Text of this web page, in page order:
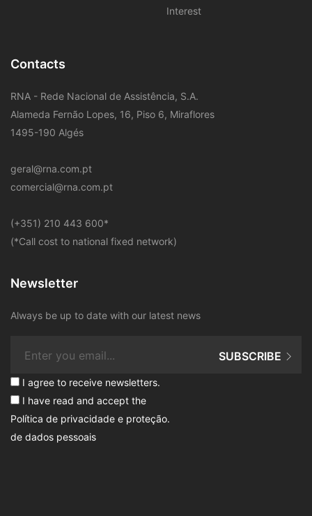
Interest
Contacts
RNA - Rede Nacional de Assistência, S.A.
Alameda Fernão Lopes, 16, Piso 6, Miraflores
1495-190 Algés
geral@rna.com.pt
comercial@rna.com.pt
​(+351) 210 443 600*
(*Call cost to national fixed network)
Newsletter
Always be up to date with our latest news
I agree to receive newsletters.
I have read and accept the
Política de privacidade e proteção
de dados pessoais
.
SUBSCRIBE